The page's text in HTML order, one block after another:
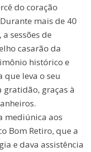
do coração
mais de 40
sessões de
casarão da
histórico e
leva o seu
graças à
mediúnica aos
Bom Retiro, que a
e dava assistência